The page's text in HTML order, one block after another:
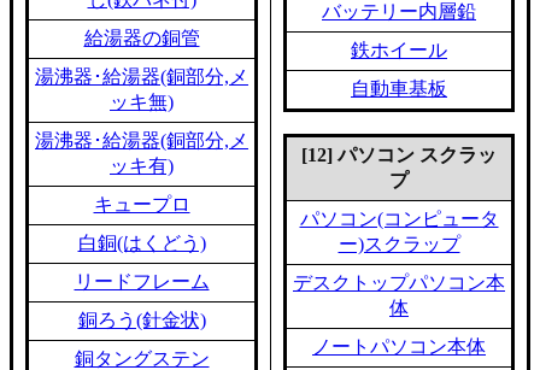
給湯器の銅管
湯沸器･給湯器(銅部分,メ
ッキ無)
湯沸器･給湯器(銅部分,メ
ッキ有)
キュープロ
白銅(はくどう)
リードフレーム
銅ろう(針金状)
銅タングステン
バッテリー内層鉛
鉄ホイール
自動車基板
[12] パソコン スクラッ
プ
パソコン(コンピュータ
ー)スクラップ
デスクトップパソコン本
体
ノートパソコン本体